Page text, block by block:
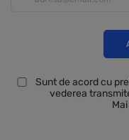
Sunt de acord cu
vederea